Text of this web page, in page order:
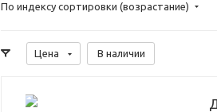
По индексу сортировки (возрастание)
Цена В наличии